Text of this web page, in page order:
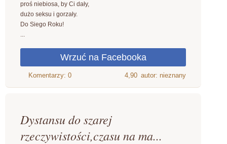
proś niebiosa, by Ci dały,
dużo seksu i gorzały.
Do Siego Roku!
...
4,90 autor: nieznany
Dystansu do szarej
rzeczywistości,czasu na ma...